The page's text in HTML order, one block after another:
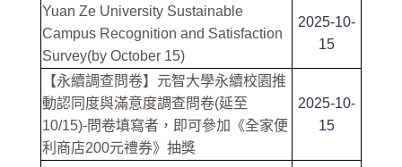
Yuan Ze University Sustainable
Campus Recognition and Satisfaction
Survey(by October 15)
2025-10-
15
【永續調查問卷】元智大學永續校園推
動認同度與滿意度調查問卷(延至
10/15)-問卷填寫者，即可參加《全家便
利商店200元禮券》抽獎
2025-10-
15